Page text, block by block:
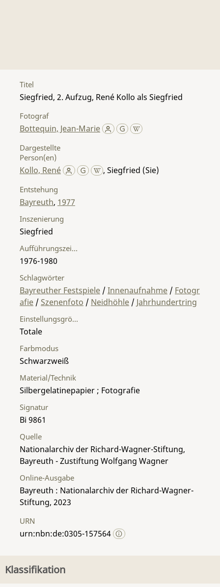
Titel
Siegfried, 2. Aufzug, René Kollo als Siegfried
Fotograf
Bottequin, Jean-Marie
Dargestellte
Person(en)
Kollo, René , Siegfried (Sie)
Entstehung
Bayreuth, 1977
Material/Technik
Silbergelatinepapier ; Fotografie
Einstellungsgröße
Totale
Farbmodus
Schwarzweiß
Inszenierung
Siegfried
Aufführungszeitraum
1976-1980
Signatur
Bi 9861
Quelle
Nationalarchiv der Richard-Wagner-Stiftung,
Bayreuth - Zustiftung Wolfgang Wagner
Schlagwörter
Bayreuther Festspiele / Innenaufnahme / Fotogr
afie / Szenenfoto / Neidhöhle / Jahrhundertring
Online-Ausgabe
Bayreuth : Nationalarchiv der Richard-Wagner-
Stiftung, 2023
URN
urn:nbn:de:0305-157564
Klassifikation